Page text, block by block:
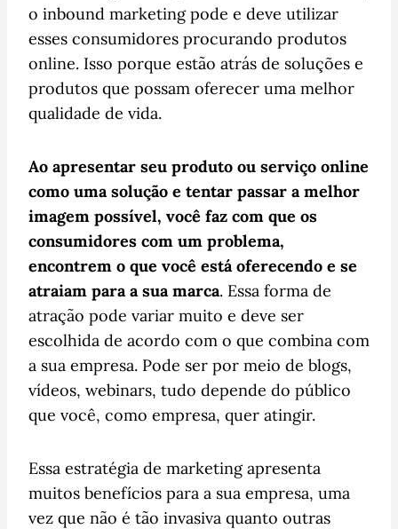
o inbound marketing pode e deve utilizar
esses consumidores procurando produtos
online. Isso porque estão atrás de soluções e
produtos que possam oferecer uma melhor
qualidade de vida.
Ao apresentar seu produto ou serviço online
como uma solução e tentar passar a melhor
imagem possível, você faz com que os
consumidores com um problema,
encontrem o que você está oferecendo e se
atraiam para a sua marca. Essa forma de
atração pode variar muito e deve ser
escolhida de acordo com o que combina com
a sua empresa. Pode ser por meio de blogs,
vídeos, webinars, tudo depende do público
que você, como empresa, quer atingir.
Essa estratégia de marketing apresenta
muitos benefícios para a sua empresa, uma
vez que não é tão invasiva quanto outras